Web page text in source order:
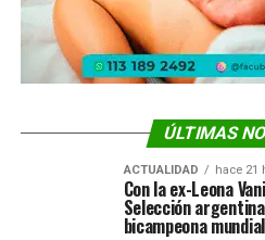
ÚLTIMAS
ACTUALIDAD hace 21
Con la ex-Leona
Selección
bicampeona mundial